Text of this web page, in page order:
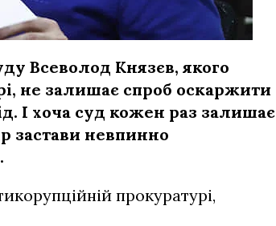
Всеволод Князєв, якого
не залишає спроб оскаржити
І хоча суд кожен раз залишає
застави невпинно
прокуратурі,